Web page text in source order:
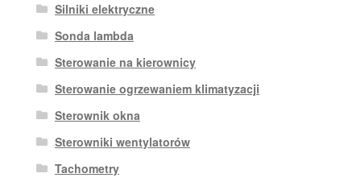
Silniki elektryczne
Sonda lambda
Sterowanie na kierownicy
Sterowanie ogrzewaniem klimatyzacji
Sterownik okna
Sterowniki wentylatorów
Tachometry